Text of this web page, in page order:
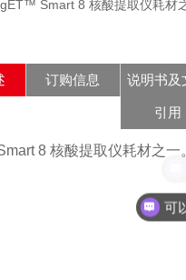
Smart 8 核酸提取仪耗材之
订购信息 说明书及
引用
8 核酸提取仪耗材之一